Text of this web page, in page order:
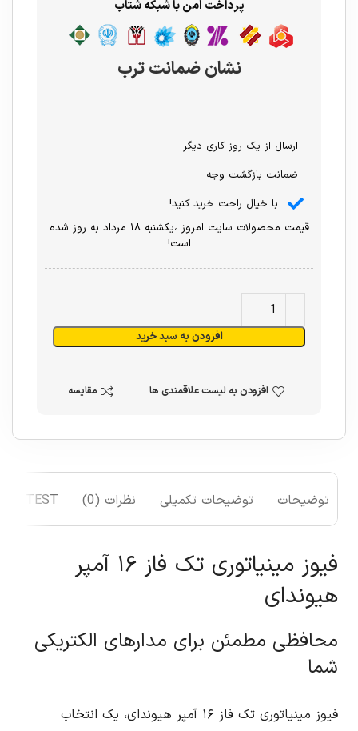
پرداخت امن با شبکه شتاب
نشان ضمانت ترب
ارسال از یک روز کاری دیگر
ضمانت بازگشت وجه
با خیال راحت خرید کنید!
قیمت محصولات سایت امروز ،یکشنبه ۱۸ مرداد به روز شده
است!
افزودن به سبد خرید
افزودن به لیست علاقمندی ها مقایسه
توضیحات توضیحات تکمیلی نظرات (0) TEST
فیوز مینیاتوری تک فاز ۱۶ آمپر
هیوندای
محافظی مطمئن برای مدارهای الکتریکی
شما
فیوز مینیاتوری تک فاز ۱۶ آمپر هیوندای، یک انتخاب